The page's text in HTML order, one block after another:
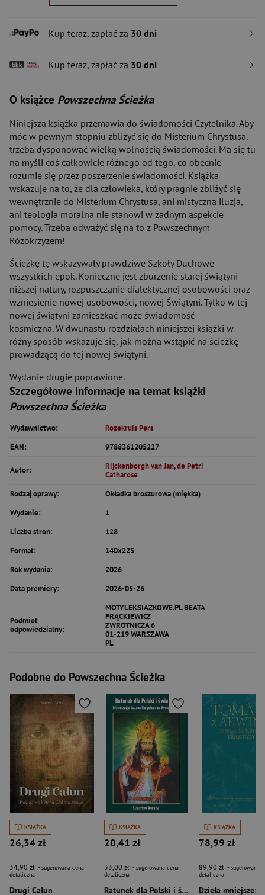
Kup teraz, zapłać za 30 dni
Kup teraz, zapłać za 30 dni
O książce Powszechna Ścieżka
Niniejsza książka przemawia do świadomości Czytelnika. Aby
móc w pewnym stopniu zbliżyć się do Misterium Chrystusa,
trzeba dysponować wielką wolnością świadomości. Ma się tu
na myśli coś całkowicie różnego od tego, co obecnie
rozumie się przez poszerzenie świadomości. Książka
wskazuje na to, że dla człowieka, który pragnie zbliżyć się
wewnętrznie do Misterium Chrystusa, ani mistyczna iluzja,
ani teologia moralna nie stanowi w żadnym aspekcie
pomocy. Trzeba odważyć się na to z Powszechnym
Różokrzyżem!
Ścieżkę tę wskazywały prawdziwe Szkoły Duchowe
wszystkich epok. Konieczne jest zburzenie starej świątyni
niższej natury, rozpuszczanie dialektycznej osobowości oraz
wzniesienie nowej osobowości, nowej Świątyni. Tylko w tej
nowej świątyni zamieszkać może świadomość
kosmiczna. W dwunastu rozdziałach niniejszej książki w
różny sposób wskazuje się, jak można wstąpić na ścieżkę
prowadzącą do tej nowej świątyni.
Wydanie drugie poprawione.
Szczegółowe informacje na temat książki
Powszechna Ścieżka
Wydawnictwo:
Rozekruis Pers
EAN:
9788361205227
Autor: Rijckenborgh van Jan,de Petri
Catharose
Rodzaj oprawy:
Okładka broszurowa (miękka)
Wydanie:
1
Liczba stron:
128
Format:
140x225
Rok wydania:
2026
Data premiery:
2026-05-26
Podmiot
odpowiedzialny:
MOTYLEKSIAZKOWE.PL BEATA
FRĄCKIEWICZ
ZWROTNICZA 6
01-219 WARSZAWA
PL
Podobne do Powszechna Ścieżka
KSIĄŻKA
26,34 zł
34,90 zł - sugerowana cena
detaliczna
Drugi Całun
KSIĄŻKA
20,41 zł
33,00 zł - sugerowana cena
detaliczna
Ratunek dla Polski i świata – intronizacja Jezusa Chrystusa na Króla Polski
KSIĄŻKA
78,99 zł
89,90 zł - sugerowana
detaliczna